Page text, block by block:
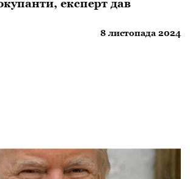
експерт дав
8 листопада 2024